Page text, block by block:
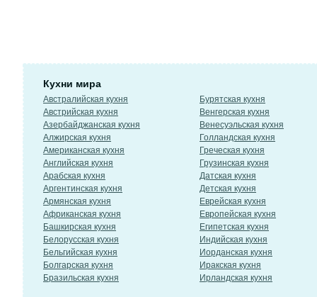
Кухни мира
Австралийская кухня
Австрийская кухня
Азербайджанская кухня
Алжирская кухня
Американская кухня
Английская кухня
Арабская кухня
Аргентинская кухня
Армянская кухня
Африканская кухня
Башкирская кухня
Белорусская кухня
Бельгийская кухня
Болгарская кухня
Бразильская кухня
Бурятская кухня
Венгерская кухня
Венесуэльская кухня
Голландская кухня
Греческая кухня
Грузинская кухня
Датская кухня
Детская кухня
Еврейская кухня
Европейская кухня
Египетская кухня
Индийская кухня
Иорданская кухня
Иракская кухня
Ирландская кухня